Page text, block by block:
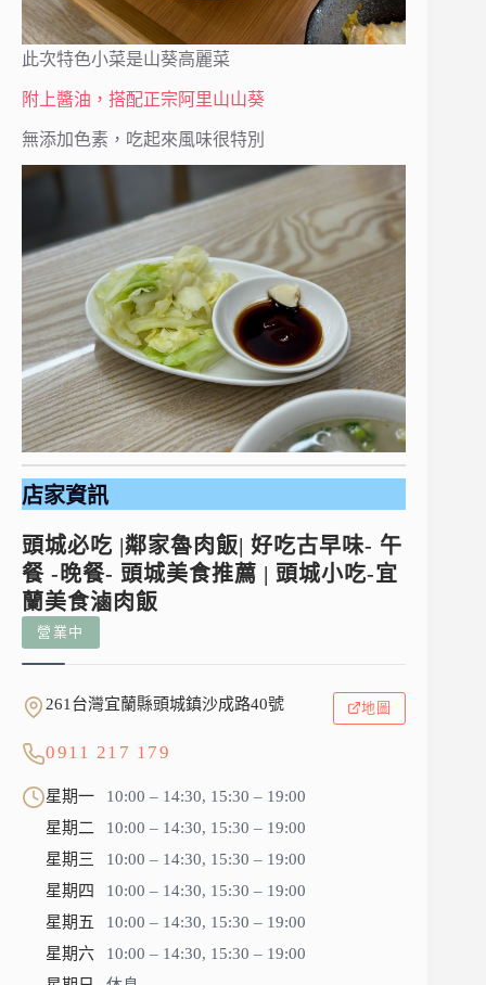
此次特色小菜是山葵高麗菜
附上醬油，搭配正宗阿里山山葵
無添加色素，吃起來風味很特別
店家資訊
頭城必吃 |鄰家魯肉飯| 好吃古早味- 午
餐 -晚餐- 頭城美食推薦 | 頭城小吃-宜
蘭美食滷肉飯
營業中
261台灣宜蘭縣頭城鎮沙成路40號 地圖
0911 217 179
星期一
10:00 – 14:30, 15:30 – 19:00
星期二
10:00 – 14:30, 15:30 – 19:00
星期三
10:00 – 14:30, 15:30 – 19:00
星期四
10:00 – 14:30, 15:30 – 19:00
星期五
10:00 – 14:30, 15:30 – 19:00
星期六
10:00 – 14:30, 15:30 – 19:00